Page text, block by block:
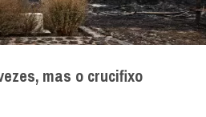
mas o crucifixo